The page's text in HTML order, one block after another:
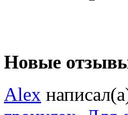
Новые
Alex